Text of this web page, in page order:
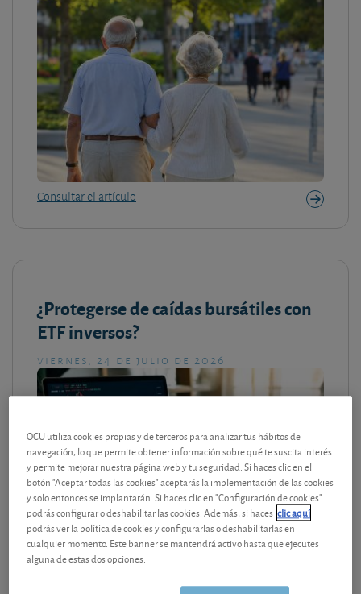
Consultar el artículo
¿Protegerse de caídas bursátiles con
ETF inversos?
viernes, 24 de julio de 2026
OCU utiliza cookies propias y de terceros para analizar tus hábitos de
navegación, lo que permite obtener información sobre qué te suscita interés
y permite mejorar nuestra página web y tu seguridad. Si haces clic en el
botón "Aceptar todas las cookies" aceptarás la implementación de las cookies
y solo entonces se implantarán. Si haces clic en "Configuración de cookies"
podrás configurar o deshabilitar las cookies. Además, si haces clic aquí
podrás ver la política de cookies y configurarlas o deshabilitarlas en
cualquier momento. Este banner se mantendrá activo hasta que ejecutes
alguna de estas dos opciones.